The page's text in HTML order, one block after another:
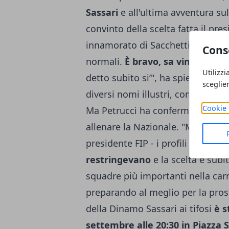
Cookie
Sassari e all'ultima avventura
convinto della scelta fatta il
innamorato di Sacchetti per la
normali. È bravo, sa vincere,
detto subito si’", ha spiegato
diversi nomi illustri, come quelli
Ma Petrucci ha confermato che
allenare la Nazionale. "Man
presidente FIP - i profili che
restringevano e la scelta è
squadre più importanti nella
preparando al meglio per la
della Dinamo Sassari ai tifosi è
settembre alle 20:30 in Piazza